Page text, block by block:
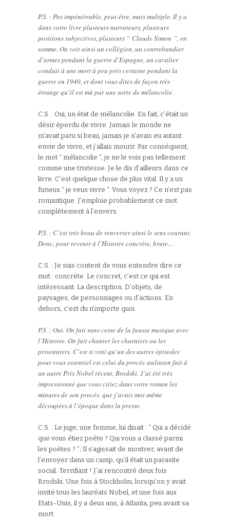
P.S. : Pas impénétrable, peut-être, mais multiple. Il y a
dans votre livre plusieurs narrateurs, plusieurs
positions subjectives, plusieurs “ Claude Simon ”, en
somme. On voit ainsi un collégien, un contrebandier
d’armes pendant la guerre d’Espagne, un cavalier
conduit à une mort à peu près certaine pendant la
guerre en 1940, et dont vous dites de façon très
étrange qu’il est mû par une sorte de mélancolie.
C.S. : Oui, un état de mélancolie. En fait, c’était un
désir éperdu de vivre. Jamais le monde ne
m’avait paru si beau, jamais je n’avais eu autant
envie de vivre, et j’allais mourir. Par conséquent,
le mot “ mélancolie ”, je ne le vois pas tellement
comme une tristesse. Je le dis d’ailleurs dans ce
livre. C’est quelque chose de plus vital. Il y a un
furieux “ je veux vivre ”. Vous voyez ? Ce n’est pas
romantique. J’emploie probablement ce mot
complètement à l’envers.
P.S. : C’est très beau de renverser ainsi le sens courant.
Donc, pour revenir à l’Histoire concrète, brute…
C.S. : Je suis content de vous entendre dire ce
mot : concrète. Le concret, c’est ce qui est
intéressant. La description. D’objets, de
paysages, de personnages ou d’actions. En
dehors, c’est du n’importe quoi.
P.S. : Oui. On fait sans cesse de la fausse musique avec
l’Histoire. On fait chanter les charniers ou les
prisonniers. C’est si vrai qu’un des autres épisodes
pour vous essentiel est celui du procès stalinien fait à
un autre Prix Nobel récent, Brodski. J’ai été très
impressionné que vous citiez dans votre roman les
minutes de son procès, que j’avais moi-même
découpées à l’époque dans la presse.
C.S. : Le juge, une femme, lui disait : “ Qui a décidé
que vous étiez poète ? Qui vous a classé parmi
les poètes ? ”; Il s’agissait de montrer, avant de
l’envoyer dans un camp, qu’il était un parasite
social. Terrifiant ! J’ai rencontré deux fois
Brodski. Une fois à Stockholm, lorsqu’on y avait
invité tous les lauréats Nobel, et une fois aux
Etats-Unis, il y a deux ans, à Atlanta, peu avant sa
mort.